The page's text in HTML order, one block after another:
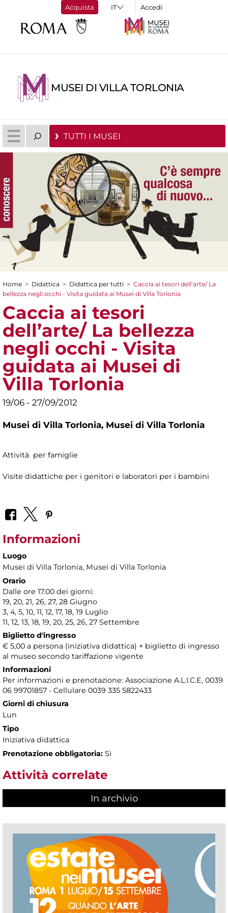
Acquista Accedi
MUSEI DI VILLA TORLONIA
TUTTI I MUSEI
Tu sei qui
Home > Didattica > Didattica per tutti > Caccia ai tesori dell’arte/ La
bellezza negli occhi - Visita guidata ai Musei di Villa Torlonia
Caccia ai tesori
dell’arte/ La bellezza
negli occhi - Visita
guidata ai Musei di
Villa Torlonia
19/06 - 27/09/2012
Musei di Villa Torlonia, Musei di Villa Torlonia
Attività per famiglie
Visite didattiche per i genitori e laboratori per i bambini
Informazioni
Luogo
Musei di Villa Torlonia, Musei di Villa Torlonia
Orario
Dalle ore 17.00 dei giorni:
19, 20, 21, 26, 27, 28 Giugno
3, 4, 5, 10, 11, 12, 17, 18, 19 Luglio
11, 12, 13, 18, 19, 20, 25, 26, 27 Settembre
Biglietto d'ingresso
€ 5,00 a persona (iniziativa didattica) + biglietto di ingresso
al museo secondo tariffazione vigente
Informazioni
Per informazioni e prenotazione: Associazione A.L.I.C.E, 0039
06 99701857 - Cellulare 0039 335 5822433
Giorni di chiusura
Lun
Tipo
Iniziativa didattica
Prenotazione obbligatoria: Sì
Attività correlate
In archivio